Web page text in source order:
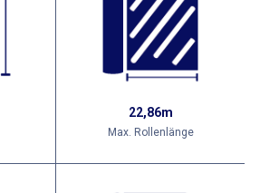
22,86m
Max. Rollenlänge